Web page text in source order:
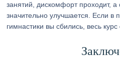
занятий, дискомфорт проходит, а
значительно улучшается. Если в
гимнастики вы сбились, весь курс